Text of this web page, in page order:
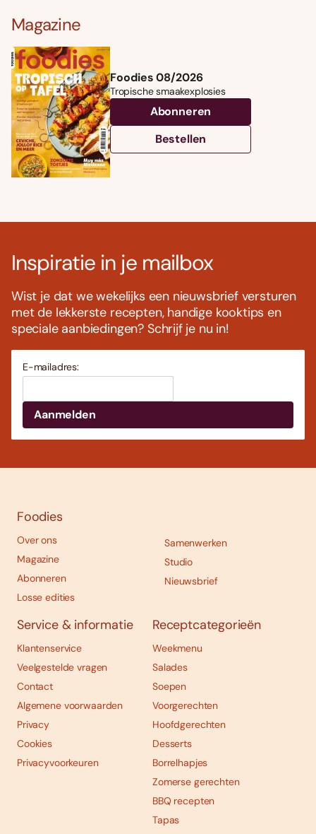
Magazine
Foodies 08/2026
Tropische smaakexplosies
Abonneren
Bestellen
Inspiratie in je mailbox
Wist je dat we wekelijks een nieuwsbrief versturen
met de lekkerste recepten, handige kooktips en
speciale aanbiedingen? Schrijf je nu in!
E-mailadres:
Foodies
Over ons
Magazine
Abonneren
Losse edities
Samenwerken
Studio
Nieuwsbrief
Service & informatie
Klantenservice
Veelgestelde vragen
Contact
Algemene voorwaarden
Privacy
Cookies
Privacyvoorkeuren
Receptcategorieën
Weekmenu
Salades
Soepen
Voorgerechten
Hoofdgerechten
Desserts
Borrelhapjes
Zomerse gerechten
BBQ recepten
Tapas